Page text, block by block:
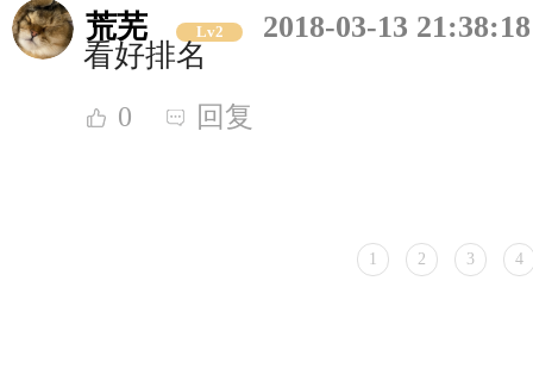
荒芜 Lv2
2018-03-13 21:38:18
看好排名
0 回复
1 2 3 4